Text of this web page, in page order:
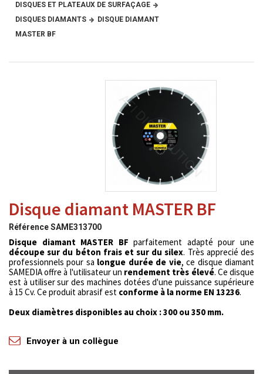
DISQUES ET PLATEAUX DE SURFAÇAGE
DISQUES DIAMANTS
DISQUE DIAMANT
MASTER BF
Disque diamant MASTER BF
RéférenceSAME313700
Disque diamant MASTER BF parfaitement adapté pour une
découpe sur du béton frais et sur du silex. Très apprecié des
professionnels pour sa longue durée de vie, ce disque diamant
SAMEDIA offre à l'utilisateur un rendement très élevé. Ce disque
est à utiliser sur des machines dotées d'une puissance supérieure
à 15 Cv. Ce produit abrasif est conforme à la norme EN 13236.
Deux diamètres disponibles au choix : 300 ou 350 mm.
Envoyer à un collègue